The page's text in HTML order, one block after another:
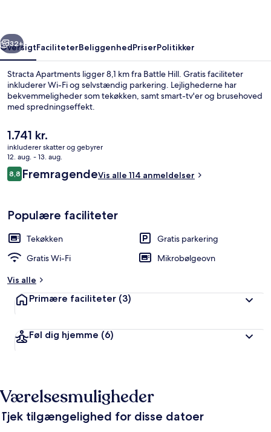
Lejlighed | Bjergudsigt
Næste
32+
OversigtFaciliteterBeliggenhedPriserPolitikker
Stracta Apartments ligger 8,1 km fra Battle Hill. Gratis faciliteter
inkluderer Wi-Fi og selvstændig parkering. Lejlighederne har
bekvemmeligheder som tekøkken, samt smart-tv'er og brusehoved
med spredningseffekt.
Den
nuværende
pris
er
1.741 kr.
1.741 kr.
inkluderer skatter og gebyrer
12. aug. - 13. aug.
Anmeldelser
8,88,8 ud af 10.
FremragendeVis alle 114 anmeldelser
Populære faciliteter
Tekøkken
Gratis parkering
Gratis Wi-Fi
Mikrobølgeovn
Vis alle
Primære faciliteter (3)
Føl dig hjemme (6)
Værelsesmuligheder
Tjek tilgængelighed for disse datoer